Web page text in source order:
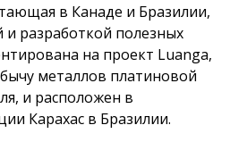
в Канаде и Бразилии,
и разработкой полезных
на проект Luanga,
металлов платиновой
и расположен в
Карахас в Бразилии.